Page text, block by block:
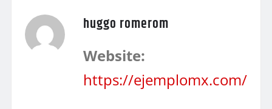
huggo romerom
Website:
https://ejemplomx.com/